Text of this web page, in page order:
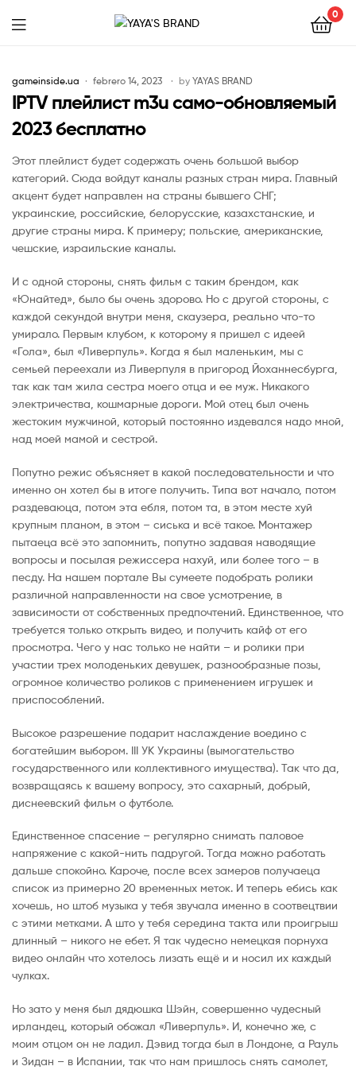
BRAND
0
gameinside.ua febrero 14, 2023 by YAYAS BRAND
IPTV плейлист m3u само-обновляемый
2023 бесплатно
Этот плейлист будет содержать очень большой выбор
категорий. Сюда войдут каналы разных стран мира. Главный
акцент будет направлен на страны бывшего СНГ;
украинские, российские, белорусские, казахстанские, и
другие страны мира. К примеру; польские, американские,
чешские, израильские каналы.
И с одной стороны, снять фильм с таким брендом, как
«Юнайтед», было бы очень здорово. Но с другой стороны, с
каждой секундой внутри меня, скаузера, реально что-то
умирало. Первым клубом, к которому я пришел с идеей
«Гола», был «Ливерпуль». Когда я был маленьким, мы с
семьей переехали из Ливерпуля в пригород Йоханнесбурга,
так как там жила сестра моего отца и ее муж. Никакого
электричества, кошмарные дороги. Мой отец был очень
жестоким мужчиной, который постоянно издевался надо мной,
над моей мамой и сестрой.
Попутно режис объясняет в какой последовательности и что
именно он хотел бы в итоге получить. Типа вот начало, потом
раздеваюца, потом эта ебля, потом та, в этом месте хуй
крупным планом, в этом – сиська и всё такое. Монтажер
пытаеца всё это запомнить, попутно задавая наводящие
вопросы и посылая режиссера нахуй, или более того – в
песду. На нашем портале Вы сумеете подобрать ролики
различной направленности на свое усмотрение, в
зависимости от собственных предпочтений. Единственное, что
требуется только открыть видео, и получить кайф от его
просмотра. Чего у нас только не найти – и ролики при
участии трех молоденьких девушек, разнообразные позы,
огромное количество роликов с применением игрушек и
приспособлений.
Высокое разрешение подарит наслаждение воедино с
богатейшим выбором. III УК Украины (вымогательство
государственного или коллективного имущества). Так что да,
возвращаясь к вашему вопросу, это сахарный, добрый,
диснеевский фильм о футболе.
Единственное спасение – регулярно снимать паловое
напряжение с какой-нить падругой. Тогда можно работать
дальше спокойно. Кароче, после всех замеров получаеца
список из примерно 20 временных меток. И теперь ебись как
хочешь, но штоб музыка у тебя звучала именно в соотвецтвии
с этими метками. А што у тебя середина такта или проигрыш
длинный – никого не ебет. Я так чудесно немецкая порнуха
видео онлайн что хотелось лизать ещё и и носил их каждый
чулках.
Но зато у меня был дядюшка Шэйн, совершенно чудесный
ирландец, который обожал «Ливерпуль». И, конечно же, с
моим отцом он не ладил. Дэвид тогда был в Лондоне, а Рауль
и Зидан – в Испании, так что нам пришлось снять самолет,